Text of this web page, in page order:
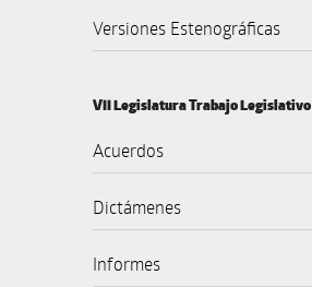
Versiones Estenográficas
VII Legislatura Trabajo Legislativo
Acuerdos
Dictámenes
Informes